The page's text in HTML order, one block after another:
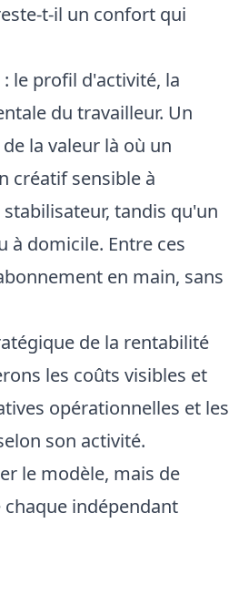
t-il un confort qui
le profil d'activité, la
du travailleur. Un
la valeur là où un
créatif sensible à
tandis qu'un
à domicile. Entre ces
en main, sans
de la rentabilité
les coûts visibles et
opérationnelles et les
son activité.
le modèle, mais de
indépendant